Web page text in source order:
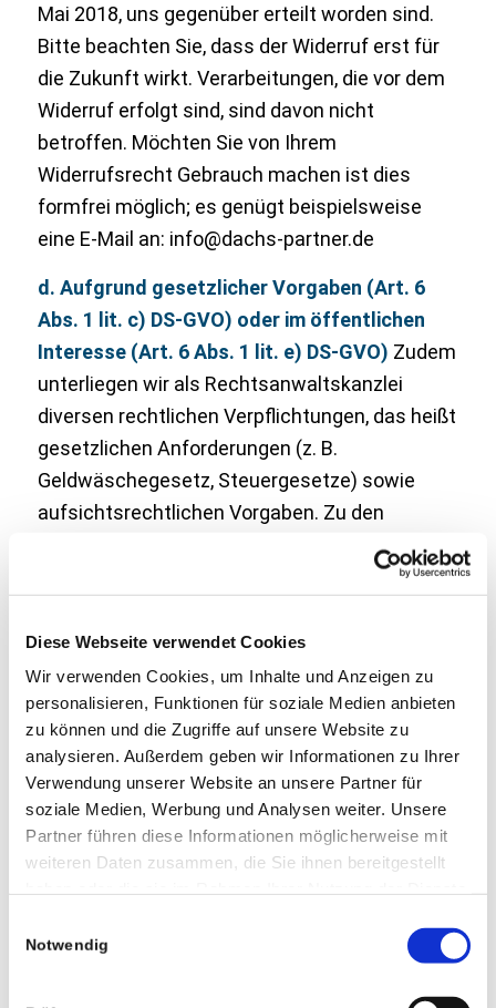
Diese Webseite verwendet Cookies
Wir verwenden Cookies, um Inhalte und Anzeigen zu
personalisieren, Funktionen für soziale Medien anbieten
zu können und die Zugriffe auf unsere Website zu
analysieren. Außerdem geben wir Informationen zu Ihrer
Verwendung unserer Website an unsere Partner für
soziale Medien, Werbung und Analysen weiter. Unsere
Partner führen diese Informationen möglicherweise mit
weiteren Daten zusammen, die Sie ihnen bereitgestellt
Notwendig
Mai 2018, uns gegenüber erteilt worden sind.
Bitte beachten Sie, dass der Widerruf erst für
die Zukunft wirkt. Verarbeitungen, die vor dem
Widerruf erfolgt sind, sind davon nicht
betroffen. Möchten Sie von Ihrem
Widerrufsrecht Gebrauch machen ist dies
formfrei möglich; es genügt beispielsweise
eine E-Mail an: info@dachs-partner.de
d. Aufgrund gesetzlicher Vorgaben (Art. 6
Abs. 1 lit. c) DS-GVO) oder im öffentlichen
Interesse (Art. 6 Abs. 1 lit. e) DS-GVO) Zudem
unterliegen wir als Rechtsanwaltskanzlei
diversen rechtlichen Verpflichtungen, das heißt
gesetzlichen Anforderungen (z. B.
Geldwäschegesetz, Steuergesetze) sowie
aufsichtsrechtlichen Vorgaben. Zu den
Zwecken der Verarbeitung gehören unter
anderem die Identitäts- und Altersprüfung,
Erfüllung steuerrechtlicher Kontroll- und
Meldepflichten sowie die Bewertung und
Steuerung von Risiken für DACHS BARTLING
SPOHN.
4. Empfänger der Daten
Innerhalb von DACHS BARTLING SPOHN
erhalten diejenigen Stellen Zugriff auf Ihre
Daten, die diese zur Erfüllung unserer
brauchen. Alle unsere Mitarbeiter sind zur
Einhaltung strikter Vertraulichkeit verpflichtet.